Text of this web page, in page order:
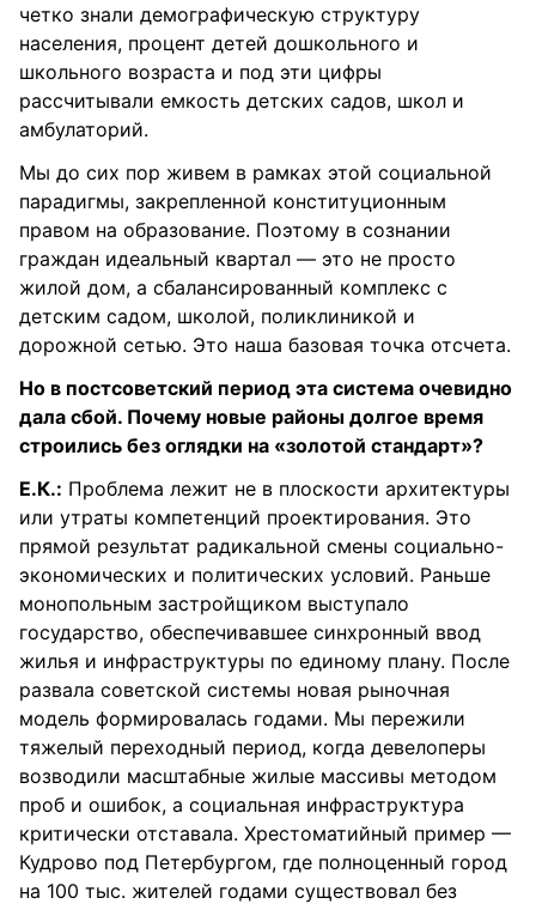
четко знали демографическую структуру
населения, процент детей дошкольного и
школьного возраста и под эти цифры
рассчитывали емкость детских садов, школ и
амбулаторий.
Мы до сих пор живем в рамках этой социальной
парадигмы, закрепленной конституционным
правом на образование. Поэтому в сознании
граждан идеальный квартал — это не просто
жилой дом, а сбалансированный комплекс с
детским садом, школой, поликлиникой и
дорожной сетью. Это наша базовая точка отсчета.
Но в постсоветский период эта система очевидно
дала сбой. Почему новые районы долгое время
строились без оглядки на «золотой стандарт»?
Е.К.: Проблема лежит не в плоскости архитектуры
или утраты компетенций проектирования. Это
прямой результат радикальной смены социально-
экономических и политических условий. Раньше
монопольным застройщиком выступало
государство, обеспечивавшее синхронный ввод
жилья и инфраструктуры по единому плану. После
развала советской системы новая рыночная
модель формировалась годами. Мы пережили
тяжелый переходный период, когда девелоперы
возводили масштабные жилые массивы методом
проб и ошибок, а социальная инфраструктура
критически отставала. Хрестоматийный пример —
Кудрово под Петербургом, где полноценный город
на 100 тыс. жителей годами существовал без